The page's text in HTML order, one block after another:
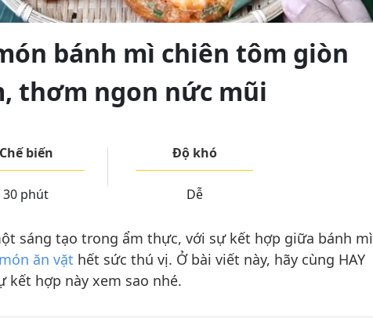
bánh mì chiên tôm giòn
thơm ngon nức mũi
Chế biến
30 phút
Độ khó
Dễ
sáng tạo trong ẩm thực, với sự kết hợp giữa bánh mì
món ăn vặt hết sức thú vị. Ở bài viết này, hãy cùng HAY
kết hợp này xem sao nhé.